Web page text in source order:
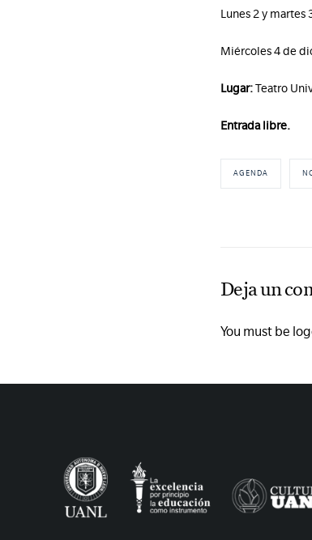
Lunes 2 y martes
Miércoles 4 de
Lugar:Teatro
Entrada libre.
AGENDA
Deja un
You must be